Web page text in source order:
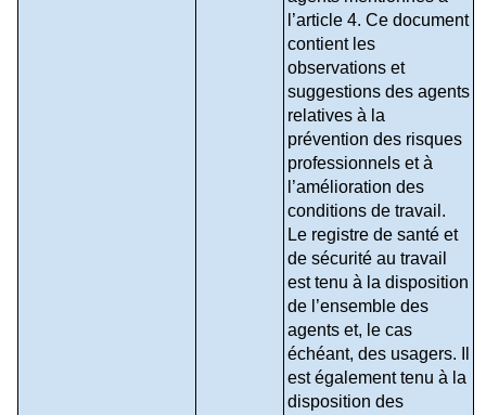
l’article 4. Ce document
contient les
observations et
suggestions des agents
relatives à la
prévention des risques
professionnels et à
l’amélioration des
conditions de travail.
Le registre de santé et
de sécurité au travail
est tenu à la disposition
de l’ensemble des
agents et, le cas
échéant, des usagers. Il
est également tenu à la
disposition des